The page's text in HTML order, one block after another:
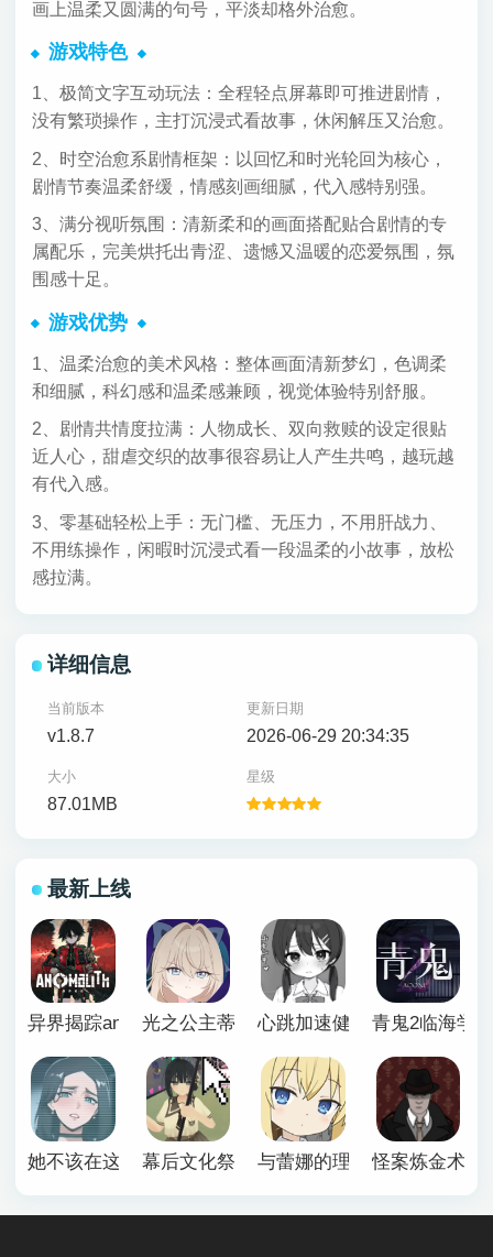
画上温柔又圆满的句号，平淡却格外治愈。
游戏特色
1、极简文字互动玩法：全程轻点屏幕即可推进剧情，
没有繁琐操作，主打沉浸式看故事，休闲解压又治愈。
2、时空治愈系剧情框架：以回忆和时光轮回为核心，
剧情节奏温柔舒缓，情感刻画细腻，代入感特别强。
3、满分视听氛围：清新柔和的画面搭配贴合剧情的专
属配乐，完美烘托出青涩、遗憾又温暖的恋爱氛围，氛
围感十足。
游戏优势
1、温柔治愈的美术风格：整体画面清新梦幻，色调柔
和细腻，科幻感和温柔感兼顾，视觉体验特别舒服。
2、剧情共情度拉满：人物成长、双向救赎的设定很贴
近人心，甜虐交织的故事很容易让人产生共鸣，越玩越
有代入感。
3、零基础轻松上手：无门槛、无压力，不用肝战力、
不用练操作，闲暇时沉浸式看一段温柔的小故事，放松
感拉满。
详细信息
当前版本
v1.8.7
更新日期
2026-06-29 20:34:35
大小
87.01MB
星级
最新上线
异界揭踪anomalith光之公主蒂亚丽普莉兹姆游戏
心跳加速健康诊断安卓汉化
青鬼2临海学
她不该在这里官方版幕后文化祭游戏与蕾娜的理想生活安卓
怪案炼金术师